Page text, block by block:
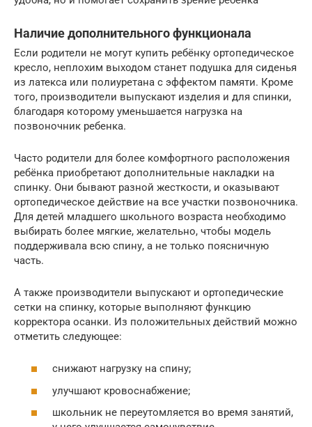
Наличие дополнительного функционала
Если родители не могут купить ребёнку ортопедическое
кресло, неплохим выходом станет подушка для сиденья
из латекса или полиуретана с эффектом памяти. Кроме
того, производители выпускают изделия и для спинки,
благодаря которому уменьшается нагрузка на
позвоночник ребенка.
Часто родители для более комфортного расположения
ребёнка приобретают дополнительные накладки на
спинку. Они бывают разной жесткости, и оказывают
ортопедическое действие на все участки позвоночника.
Для детей младшего школьного возраста необходимо
выбирать более мягкие, желательно, чтобы модель
поддерживала всю спину, а не только поясничную
часть.
А также производители выпускают и ортопедические
сетки на спинку, которые выполняют функцию
корректора осанки. Из положительных действий можно
отметить следующее:
снижают нагрузку на спину;
улучшают кровоснабжение;
школьник не переутомляется во время занятий,